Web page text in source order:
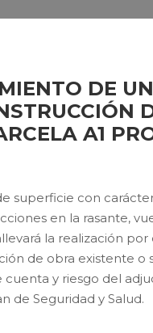
DE
A1
superficie con
en la rasante,
la realización
de obra existente o
y riesgo del
de Seguridad y Salud.